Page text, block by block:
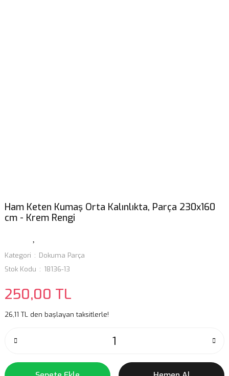
Ham Keten Kumaş Orta Kalınlıkta, Parça 230x160
cm - Krem Rengi
Kategori
Dokuma Parça
Stok Kodu
18136-13
250,00 TL
26,11 TL den başlayan taksitlerle!